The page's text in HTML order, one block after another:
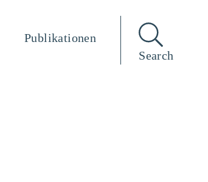
Publikationen
Search